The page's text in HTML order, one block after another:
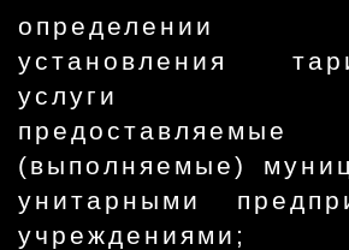
определении
установления
услуги
предоставляемые
(выполняемые)
унитарными
учреждениями;